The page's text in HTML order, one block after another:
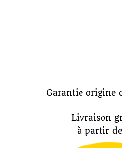
Garantie origine
Livraison
à partir